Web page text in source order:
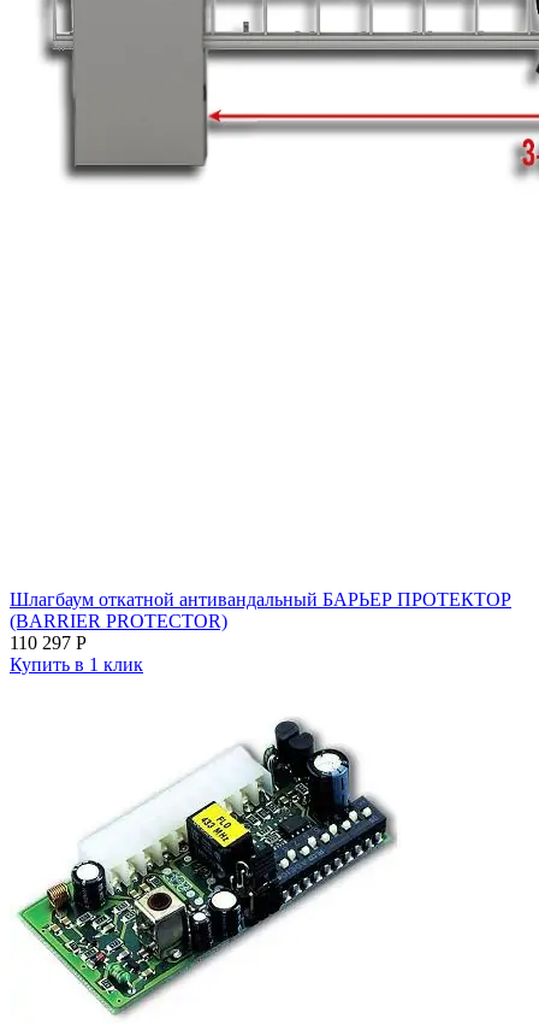
Шлагбаум откатной антивандальный БАРЬЕР ПРОТЕКТОР
(BARRIER PROTECTOR)
110 297 Р
Купить в 1 клик